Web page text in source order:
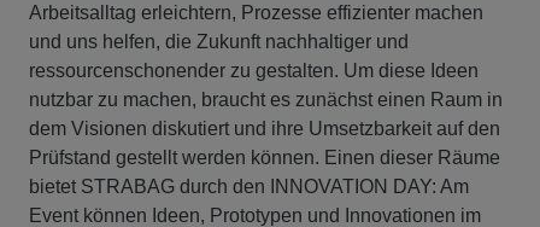
Arbeitsalltag erleichtern, Prozesse effizienter machen
und uns helfen, die Zukunft nachhaltiger und
ressourcenschonender zu gestalten. Um diese Ideen
nutzbar zu machen, braucht es zunächst einen Raum in
dem Visionen diskutiert und ihre Umsetzbarkeit auf den
Prüfstand gestellt werden können. Einen dieser Räume
bietet STRABAG durch den INNOVATION DAY: Am
Event können Ideen, Prototypen und Innovationen im